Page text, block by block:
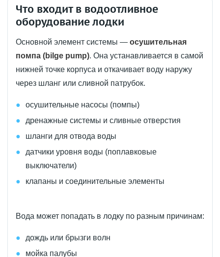
Что входит в водоотливное
оборудование лодки
Основной элемент системы — осушительная
помпа (bilge pump). Она устанавливается в самой
нижней точке корпуса и откачивает воду наружу
через шланг или сливной патрубок.
осушительные насосы (помпы)
дренажные системы и сливные отверстия
шланги для отвода воды
датчики уровня воды (поплавковые
выключатели)
клапаны и соединительные элементы
Вода может попадать в лодку по разным причинам:
дождь или брызги волн
мойка палубы